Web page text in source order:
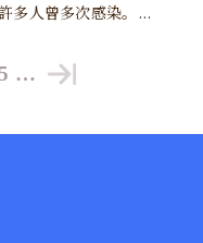
多人曾多次感染。...
5 …